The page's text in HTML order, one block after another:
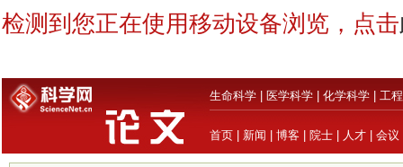
检测到您正在使用移动设备浏览，点击
生命科学 医学科学 化学科学 工
首页 新闻 博客 院士 人才 会议